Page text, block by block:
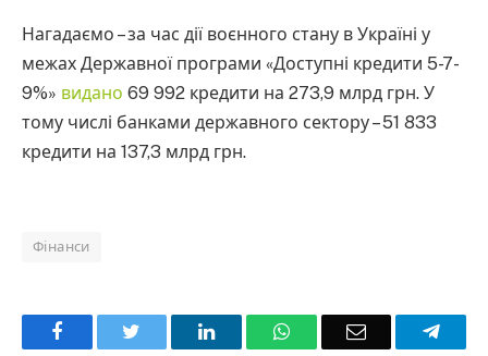
Нагадаємо – за час дії воєнного стану в Україні у
межах Державної програми «Доступні кредити 5-7-
9%» видано 69 992 кредити на 273,9 млрд грн. У
тому числі банками державного сектору – 51 833
кредити на 137,3 млрд грн.
Фінанси
Facebook LinkedInWhatsAppEmail